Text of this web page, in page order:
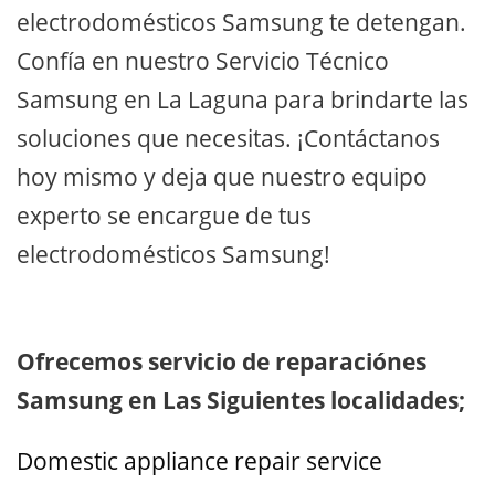
electrodomésticos Samsung te detengan.
Confía en nuestro Servicio Técnico
Samsung en La Laguna para brindarte las
soluciones que necesitas. ¡Contáctanos
hoy mismo y deja que nuestro equipo
experto se encargue de tus
electrodomésticos Samsung!
Ofrecemos servicio de reparaciónes
Samsung en Las Siguientes localidades;
Domestic appliance repair service